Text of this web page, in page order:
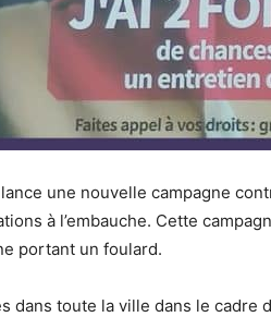
une nouvelle campagne
à l’embauche. Cette
portant un foulard.
dans toute la ville dans le cadre